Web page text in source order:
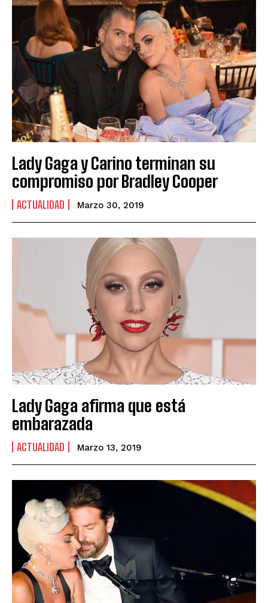
Lady Gaga y Carino terminan su
compromiso por Bradley Cooper
ACTUALIDAD Marzo 30, 2019
Lady Gaga afirma que está
embarazada
ACTUALIDAD Marzo 13, 2019